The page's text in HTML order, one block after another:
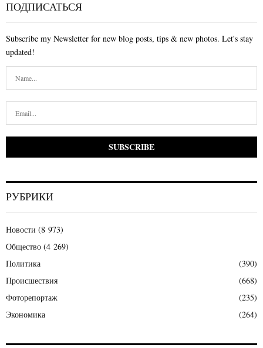
ПОДПИСАТЬСЯ
Subscribe my Newsletter for new blog posts, tips & new photos. Let's stay
updated!
РУБРИКИ
Новости (8 973)
Общество (4 269)
Политика
(390)
Происшествия
(668)
Фоторепортаж
(235)
Экономика
(264)